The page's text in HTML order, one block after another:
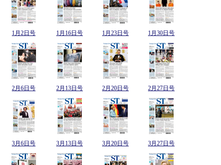
1月2日号 1月16日号 1月23日号 1月30日号
2月6日号 2月13日号 2月20日号 2月27日号
3月6日号 3月13日号 3月20日号 3月27日号